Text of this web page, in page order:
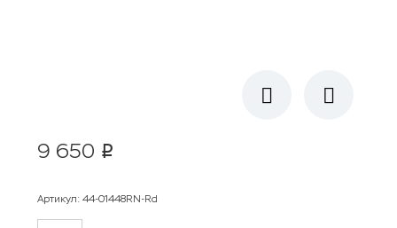
9 650 p
Артикул: 44-01448RN-Rd